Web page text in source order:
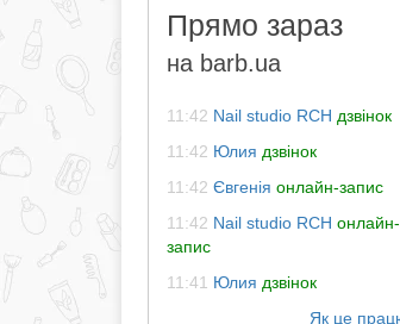
Прямо зараз
на barb.ua
11:42 Nail studio RCH дзвінок
11:42 Юлия дзвінок
11:42 Євгенія онлайн-запис
11:42 Nail studio RCH онлайн-
запис
11:41 Юлия дзвінок